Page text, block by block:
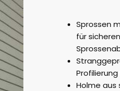
Sprossen
für
Holme